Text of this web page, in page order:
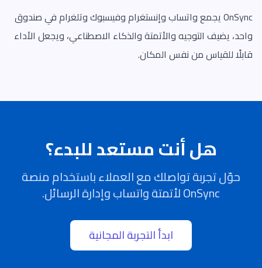
OnSync يجمع واتساب وإنستغرام وفيسبوك وتلغرام في صندوق
واحد، يضيف التوجيه والأتمتة والذكاء الاصطناعي، ويجعل الأداء
قابلًا للقياس من نفس المكان.
هل أنت مستعد للبدء؟
حوّل تجربة تواصلك مع العملاء باستخدام منصة
OnSync لأتمتة واتساب وإدارة الرسائل.
ابدأ التجربة المجانية